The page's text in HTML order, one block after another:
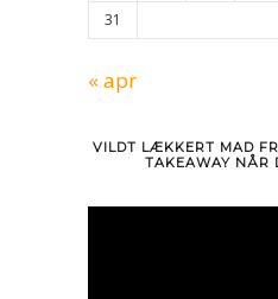
31
« apr
VILDT LÆKKERT MAD
TAKEAWAY NÅR